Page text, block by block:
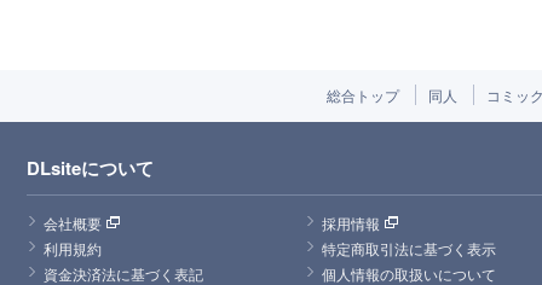
総合トップ 同人 コミッ
DLsiteについて
会社概要
採用情報
利用規約
特定商取引法に基づく表示
資金決済法に基づく表記
個人情報の取扱いについて